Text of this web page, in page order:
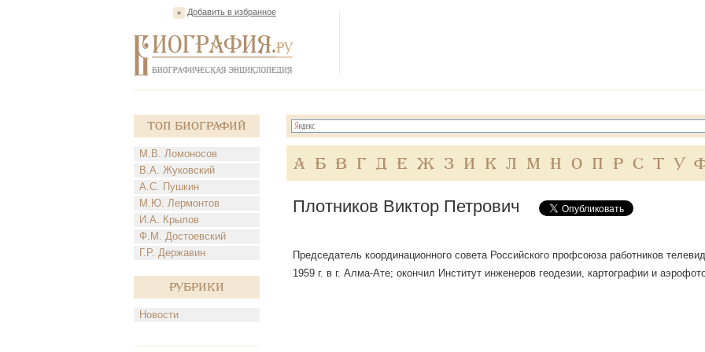
Добавить в избранное
Топ Биографий
М.В. Ломоносов
В.А. Жуковский
А.С. Пушкин
М.Ю. Лермонтов
И.А. Крылов
Ф.М. Достоевский
Г.Р. Державин
Рубрики
Новости
А Б В Г Д Е Ж З И К Л М Н О П Р С Т У
Плотников Виктор Петрович
Председатель координационного совета Российского профсоюза работников
1959 г. в г. Алма-Ате; окончил Институт инженеров геодезии, картографии и